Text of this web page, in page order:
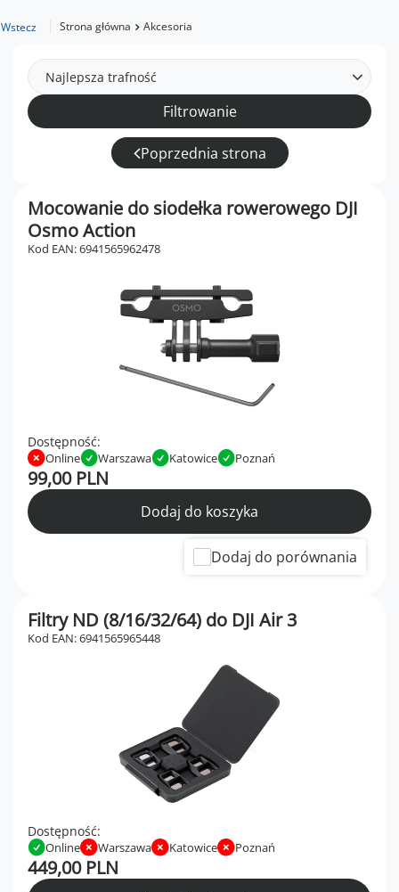
Wstecz Strona główna Akcesoria
Najlepsza trafność
Filtrowanie
Poprzednia strona
Mocowanie do siodełka rowerowego DJI
Osmo Action
Kod EAN: 6941565962478
Dostępność:
Online Warszawa Katowice Poznań
99,00 PLN
Dodaj do koszyka
Dodaj do porównania
Filtry ND (8/16/32/64) do DJI Air 3
Kod EAN: 6941565965448
Dostępność:
Online Warszawa Katowice Poznań
449,00 PLN